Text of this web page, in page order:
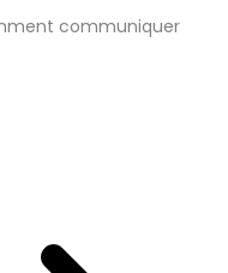
communiquer